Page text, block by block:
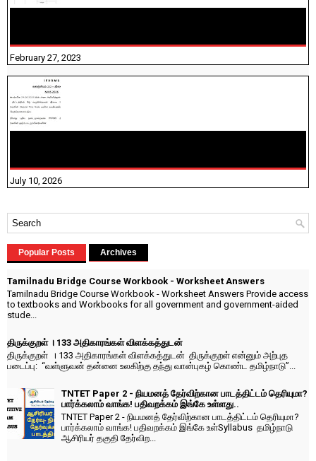
February 27, 2023
July 10, 2026
Popular Posts Archives
Tamilnadu Bridge Course Workbook - Worksheet Answers
Tamilnadu Bridge Course Workbook - Worksheet Answers Provide access
to textbooks and Workbooks for all government and government-aided
stude...
திருக்குறள் । 133 அதிகாரங்கள் விளக்கத்துடன்
திருக்குறள் । 133 அதிகாரங்கள் விளக்கத்துடன் திருக்குறள் என்னும் அற்புத
படைப்பு: “வள்ளுவன் தன்னை உலகிற்கு தந்து வான்புகழ் கொண்ட தமிழ்நாடு”...
TNTET Paper 2 - நியமனத் தேர்விற்கான பாடத்திட்டம் தெரியுமா?
பார்க்கலாம் வாங்க! பதிவறக்கம் இங்கே உள்ளது..
TNTET Paper 2 - நியமனத் தேர்விற்கான பாடத்திட்டம் தெரியுமா?
பார்க்கலாம் வாங்க! பதிவறக்கம் இங்கே உள்Syllabus தமிழ்நாடு
ஆசிரியர் தகுதி தேர்விற...